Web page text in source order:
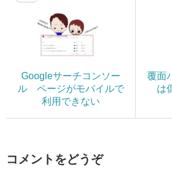
Googleサーチコンソー
ル ページがモバイルで
利用できない
覆面
は
コメントをどうぞ